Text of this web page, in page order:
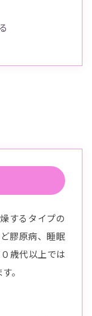
するタイプの
膠原病、睡眠
歳代以上では
。